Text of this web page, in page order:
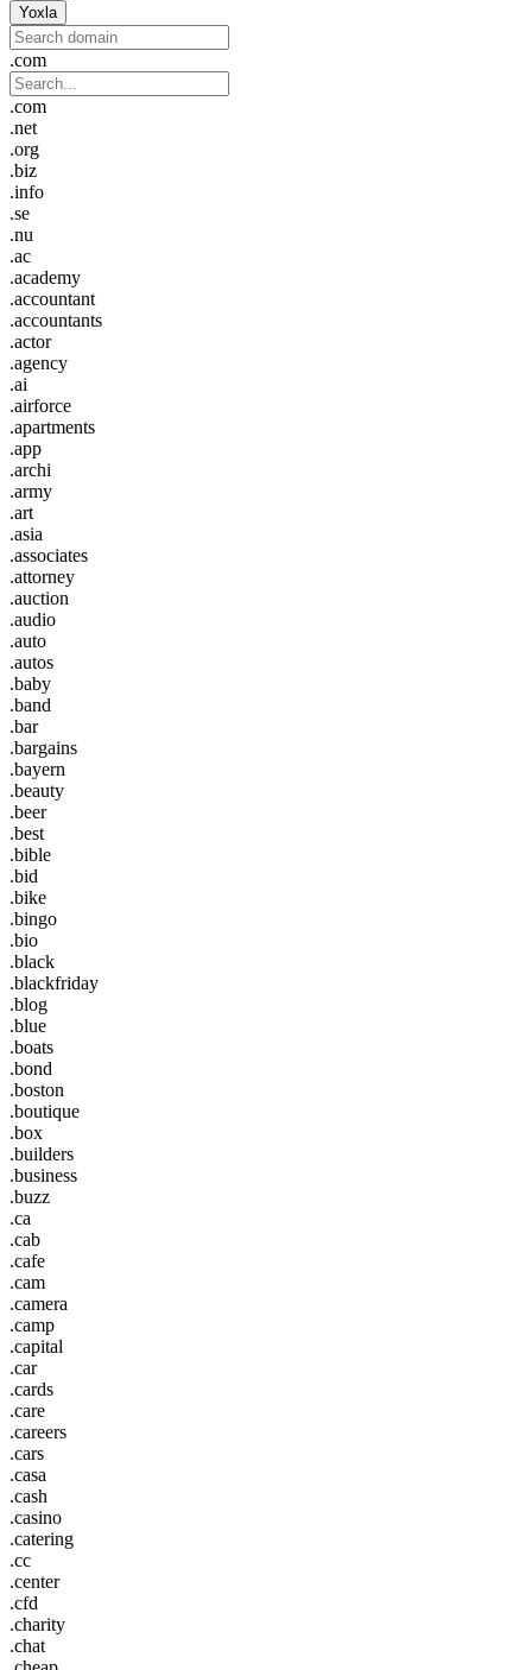
Yoxla
.com
.com
.net
.org
.biz
.info
.se
.nu
.ac
.academy
.accountant
.accountants
.actor
.agency
.ai
.airforce
.apartments
.app
.archi
.army
.art
.asia
.associates
.attorney
.auction
.audio
.auto
.autos
.baby
.band
.bar
.bargains
.bayern
.beauty
.beer
.best
.bible
.bid
.bike
.bingo
.bio
.black
.blackfriday
.blog
.blue
.boats
.bond
.boston
.boutique
.box
.builders
.business
.buzz
.ca
.cab
.cafe
.cam
.camera
.camp
.capital
.car
.cards
.care
.careers
.cars
.casa
.cash
.casino
.catering
.cc
.center
.cfd
.charity
.chat